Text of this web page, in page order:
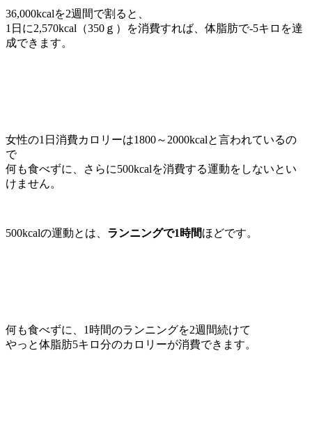
36,000kcalを2週間で割ると、
1日に2,570kcal（350ｇ）を消費すれば、体脂肪で-5キロを達
成できます。
女性の1日消費カロリーは1800～2000kcalと言われているの
で
何も食べずに、さらに500kcalを消費する運動をしないとい
けません。
500kcalの運動とは、 ランニングで1時間ほどです。
何も食べずに、1時間のランニングを2週間続けて
やっと体脂肪5キロ分のカロリーが消費できます。